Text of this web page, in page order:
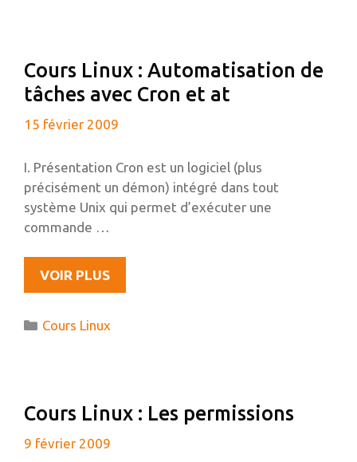
Cours Linux : Automatisation de
tâches avec Cron et at
15 février 2009
I. Présentation Cron est un logiciel (plus
précisément un démon) intégré dans tout
système Unix qui permet d’exécuter une
commande …
VOIR PLUSCOURS
LINUX
AUTOMATISATION
CRON
Catégories
Cours Linux
Cours Linux : Les permissions
9 février 2009